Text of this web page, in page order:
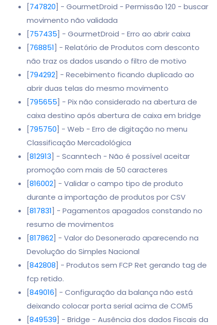
[747820] - GourmetDroid - Permissão 120 - buscar
movimento não validada
[757435] - GourmetDroid - Erro ao abrir caixa
[768851] - Relatório de Produtos com desconto
não traz os dados usando o filtro de motivo
[794292] - Recebimento ficando duplicado ao
abrir duas telas do mesmo movimento
[795655] - Pix não considerado na abertura de
caixa destino após abertura de caixa em bridge
[795750] - Web - Erro de digitação no menu
Classificação Mercadológica
[812913] - Scanntech - Não é possível aceitar
promoção com mais de 50 caracteres
[816002] - Validar o campo tipo de produto
durante a importação de produtos por CSV
[817831] - Pagamentos apagados constando no
resumo de movimentos
[817862] - Valor do Desonerado aparecendo na
Devolução do Simples Nacional
[842808] - Produtos sem FCP Ret gerando tag de
fcp retido.
[849016] - Configuração da balança não está
deixando colocar porta serial acima de COM5
[849539] - Bridge - Ausência dos dados Fiscais da